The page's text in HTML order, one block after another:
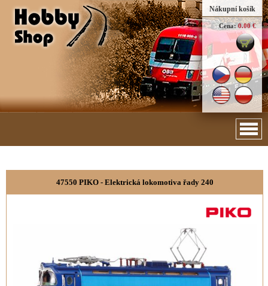
Nákupní košík
Cena: 0.00 €
47550 PIKO - Elektrická lokomotiva řady 240